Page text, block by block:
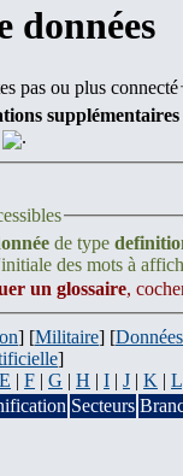
données
pas ou plus connecté
supplémentaires
.
de type
des mots à
un glossaire,
] [Militaire] [Données
]
E | F | G | H | I | J | K | L
Secteurs